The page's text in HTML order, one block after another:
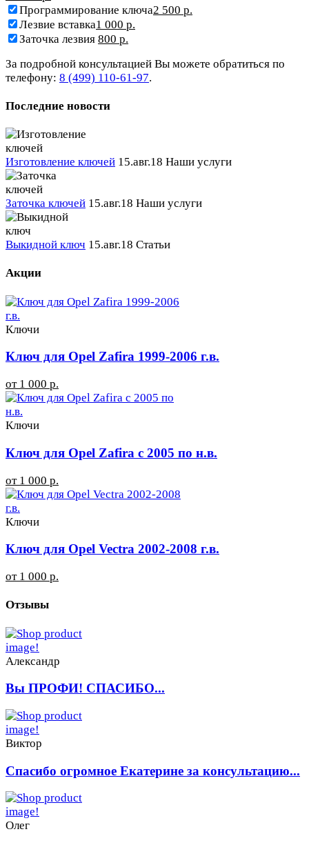
Программирование ключа2 500 р.
Лезвие вставка1 000 р.
Заточка лезвия 800 р.
За подробной консультацией Вы можете обратиться по
телефону: 8 (499) 110-61-97.
Последние новости
Изготовление ключей 15.авг.18 Наши услуги
Заточка ключей 15.авг.18 Наши услуги
Выкидной ключ 15.авг.18 Статьи
Акции
Ключи
Ключ для Opel Zafira 1999-2006 г.в.
от 1 000 р.
Ключи
Ключ для Opel Zafira с 2005 по н.в.
от 1 000 р.
Ключи
Ключ для Opel Vectra 2002-2008 г.в.
от 1 000 р.
Отзывы
Александр
Вы ПРОФИ! СПАСИБО...
Виктор
Спасибо огромное Екатерине за консультацию...
Олег